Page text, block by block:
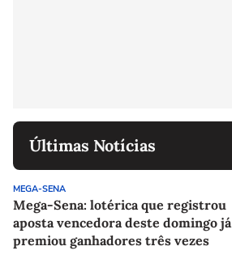
Últimas Notícias
MEGA-SENA
Mega-Sena: lotérica que registrou
aposta vencedora deste domingo já
premiou ganhadores três vezes